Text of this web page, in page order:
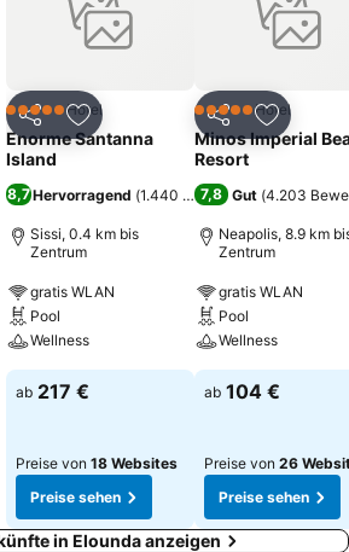
)
Teilen Zu Favoriten hinzufügen
5 Sterne Hotel
Enorme Santanna
Island
8,7Hervorragend (1.440 Bewertungen)
Sissi, 0.4 km bis
Zentrum
gratis WLAN
Pool
Wellness
ab 217 €
Preise von 18 Websites
Preise sehen
Teilen Zu
5 Sterne Hotel
Minos Imperial
Resort
7,8 Gut (4.203
Neapolis, 8.9 km
Zentrum
gratis WLAN
Pool
Wellness
ab 104 €
Preise von 26
Preise sehen
in Elounda anzeigen